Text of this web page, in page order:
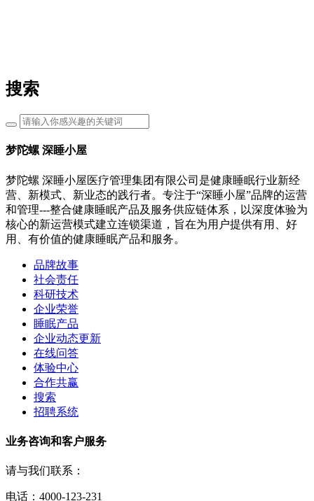
搜索
梦陀螺 深睡小屋
梦陀螺 深睡小屋医疗管理集团有限公司是健康睡眠行业新经
营、新模式、新业态的践行者。专注于“深睡小屋”品牌的运营
和管理---整合健康睡眠产品及服务供应链体系，以深度体验为
核心的新运营模式建立连锁渠道，旨在为用户提供有用、好
用、有价值的健康睡眠产品和服务。
品牌故事
社会责任
科研技术
企业荣誉
睡眠产品
企业动态更新
在线问答
体验中心
合作共赢
搜索
招聘系统
业务咨询和客户服务
请与我们联系：
电话：4000-123-231